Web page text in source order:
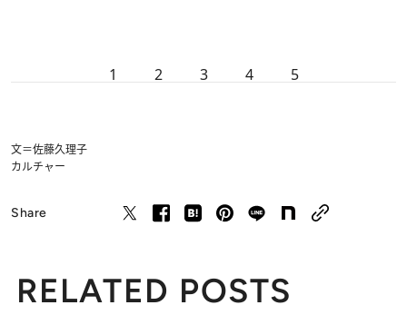
1 2 3 4 5
文＝佐藤久理子
カルチャー
Share
RELATED POSTS